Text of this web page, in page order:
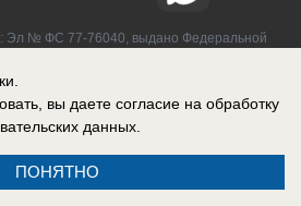
Эл № ФС 77-76040, выдано Федеральной
(Роскомнадзор) 12 июля 2019 г.
вы даете согласие на обработку
данных.
ПОНЯТНО